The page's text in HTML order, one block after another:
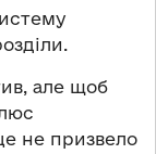
але щоб
не призвело